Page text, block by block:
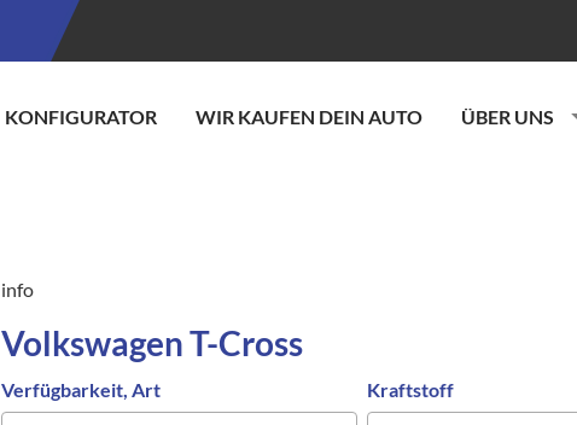
KONFIGURATOR WIR KAUFEN DEIN AUTO ÜBER UNS
info
Volkswagen T-Cross
Verfügbarkeit, Art Kraftstoff